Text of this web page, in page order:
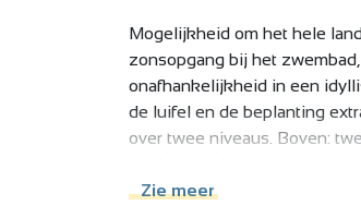
Mogelijkheid om het hele
zonsopgang bij het
onafhankelijkheid in een
de luifel en de beplanting
over twee niveaus. Boven:
ingerichte keuken, een
Zie meer